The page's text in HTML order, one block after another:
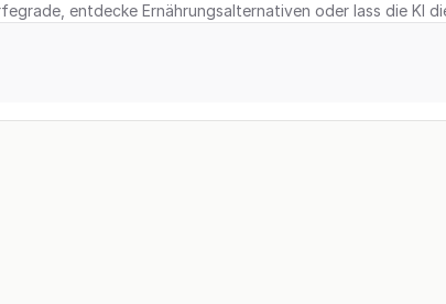
entdecke Ernährungsalternativen oder lass die KI